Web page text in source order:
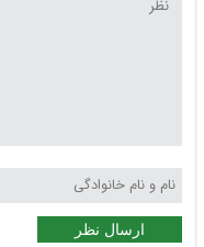
ارسال نظر